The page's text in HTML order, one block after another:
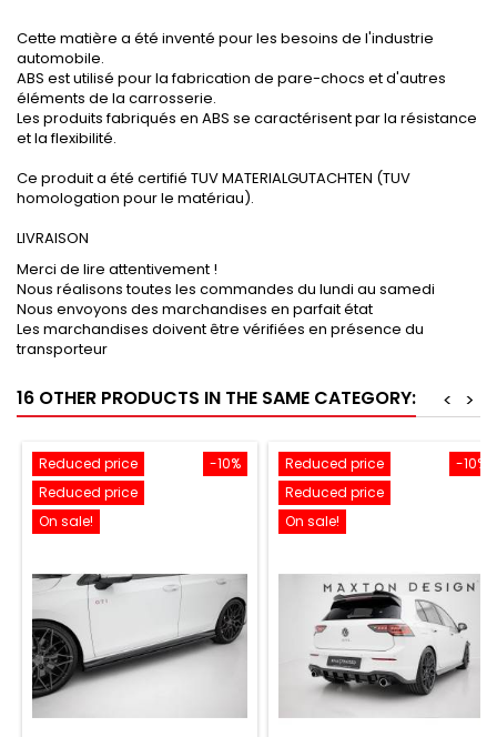
Cette matière a été inventé pour les besoins de l'industrie
automobile.
ABS est utilisé pour la fabrication de pare-chocs et d'autres
éléments de la carrosserie.
Les produits fabriqués en ABS se caractérisent par la résistance
et la flexibilité.
Ce produit a été certifié TUV MATERIALGUTACHTEN (TUV
homologation pour le matériau).
LIVRAISON
Merci de lire attentivement !
Nous réalisons toutes les commandes du lundi au samedi
Nous envoyons des marchandises en parfait état
Les marchandises doivent être vérifiées en présence du
transporteur
16 OTHER PRODUCTS IN THE SAME CATEGORY: >
<
-10%
Reduced price
Reduced price
On sale!
-10%
Reduced price
Reduced price
On sale!